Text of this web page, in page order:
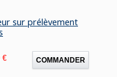
sur prélèvement
€ COMMANDER